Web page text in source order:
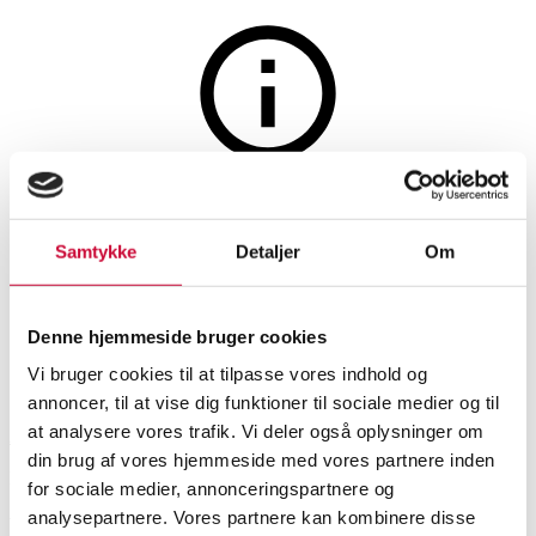
Samtykke Detaljer Om
Denne hjemmeside bruger cookies
Vi bruger cookies til at tilpasse vores indhold og
annoncer, til at vise dig funktioner til sociale medier og til
at analysere vores trafik. Vi deler også oplysninger om
din brug af vores hjemmeside med vores partnere inden
for sociale medier, annonceringspartnere og
analysepartnere. Vores partnere kan kombinere disse
Moderne tæpper
952. Matt Design og Nordal
tæpper. (3)
SHOWROOM
Aalborg
VURDERING
DKK 1.000
VARENUMMER
6526530
Momsvare
Beskrivelse